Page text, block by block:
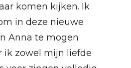
komen kijken. Ik
in deze nieuwe
Anna te mogen
ik zowel mijn liefde